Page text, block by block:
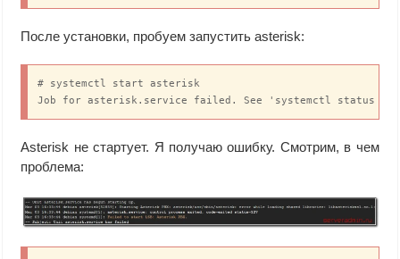
После установки, пробуем запустить asterisk:
# systemctl start asterisk
Job for asterisk.service failed. See 'systemctl status
Asterisk не стартует. Я получаю ошибку. Смотрим, в чем
проблема: